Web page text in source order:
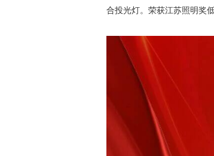
合投光灯。荣获江苏照明奖